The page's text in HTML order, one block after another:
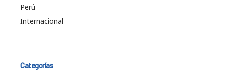
Perú
Internacional
Categorías